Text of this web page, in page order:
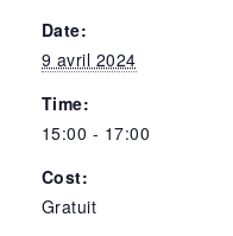
Date:
9 avril 2024
Time:
15:00 - 17:00
Cost:
Gratuit